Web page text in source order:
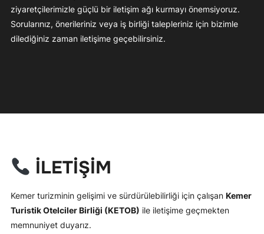
ziyaretçilerimizle güçlü bir iletişim ağı kurmayı önemsiyoruz.
Sorularınız, önerileriniz veya iş birliği talepleriniz için bizimle
dilediğiniz zaman iletişime geçebilirsiniz.
İLETİŞİM
Kemer turizminin gelişimi ve sürdürülebilirliği için çalışan Kemer
Turistik Otelciler Birliği (KETOB) ile iletişime geçmekten
memnuniyet duyarız.